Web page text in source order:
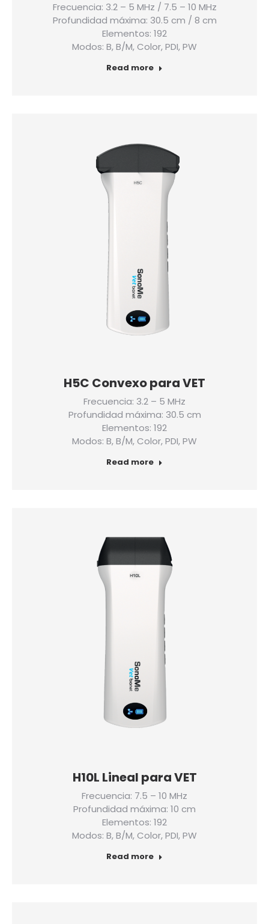
Frecuencia: 3.2 – 5 MHz / 7.5 – 10 MHz
Profundidad máxima: 30.5 cm / 8 cm
Elementos: 192
Modos: B, B/M, Color, PDI, PW
Read more
H5C Convexo para VET
Frecuencia: 3.2 – 5 MHz
Profundidad máxima: 30.5 cm
Elementos: 192
Modos: B, B/M, Color, PDI, PW
Read more
H10L Lineal para VET
Frecuencia: 7.5 – 10 MHz
Profundidad máxima: 10 cm
Elementos: 192
Modos: B, B/M, Color, PDI, PW
Read more